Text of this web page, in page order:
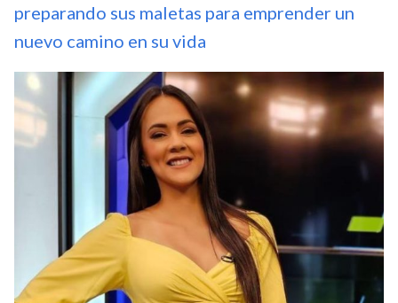
preparando sus maletas para emprender un
nuevo camino en su vida